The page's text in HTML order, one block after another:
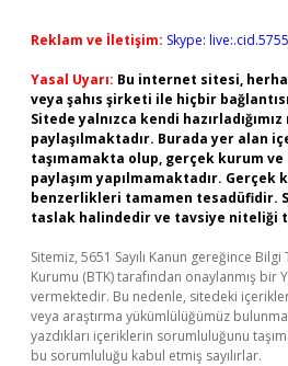
Reklam ve İletişim: Skype:
Yasal Uyarı: Bu internet sitesi,
veya şahıs şirketi ile hiçbir
Sitede yalnızca kendi
paylaşılmaktadır. Burada yer alan
taşımamakta olup, gerçek kurum
paylaşım yapılmamaktadır.
benzerlikleri tamamen tesadüfidir.
taslak halindedir ve tavsiye niteliği
Sitemiz, 5651 Sayılı Kanun gereğince
Kurumu (BTK) tarafından onaylanmış bir
vermektedir. Bu nedenle, sitedeki
veya araştırma yükümlülüğümüz
yazdıkları içeriklerin sorumluluğunu
bu sorumluluğu kabul etmiş sayılırlar.